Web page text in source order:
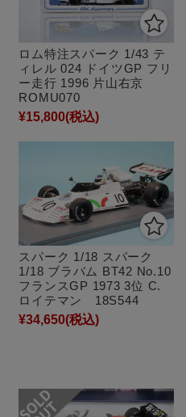
ロム特注スパーク 1/43 テ
ィレル 024 ドイツGP フリ
ー走行 1996 片山右京
ROMU070
¥15,800(税込)
スパーク 1/18 スパーク
1/18 ブラバム BT42 No.10
フランスGP 1973 3位 C.
ロイテマン 18S544
¥34,650(税込)